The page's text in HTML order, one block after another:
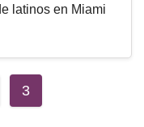
latinos en Miami
3